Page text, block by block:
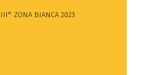
III° ZONA BIANCA 2023